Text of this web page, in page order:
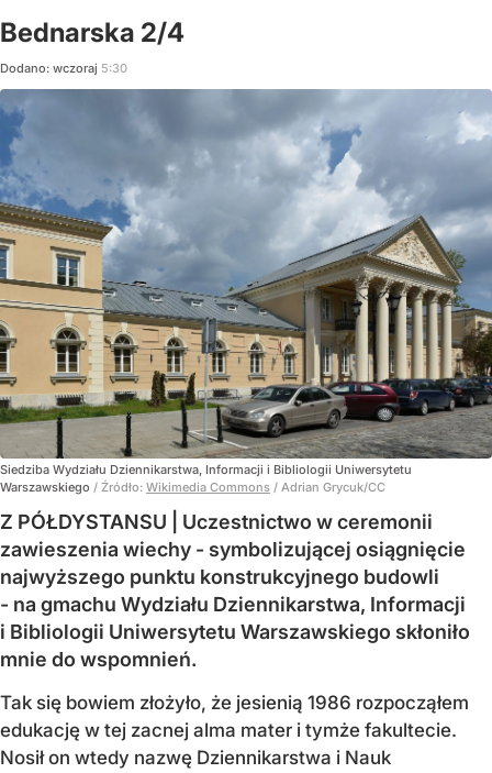
Bednarska 2/4
Dodano: wczoraj 5:30
Siedziba Wydziału Dziennikarstwa, Informacji i Bibliologii Uniwersytetu
Warszawskiego / Źródło: Wikimedia Commons / Adrian Grycuk/CC
Z PÓŁDYSTANSU | Uczestnictwo w ceremonii
zawieszenia wiechy - symbolizującej osiągnięcie
najwyższego punktu konstrukcyjnego budowli
- na gmachu Wydziału Dziennikarstwa, Informacji
i Bibliologii Uniwersytetu Warszawskiego skłoniło
mnie do wspomnień.
Tak się bowiem złożyło, że jesienią 1986 rozpocząłem
edukację w tej zacnej alma mater i tymże fakultecie.
Nosił on wtedy nazwę Dziennikarstwa i Nauk